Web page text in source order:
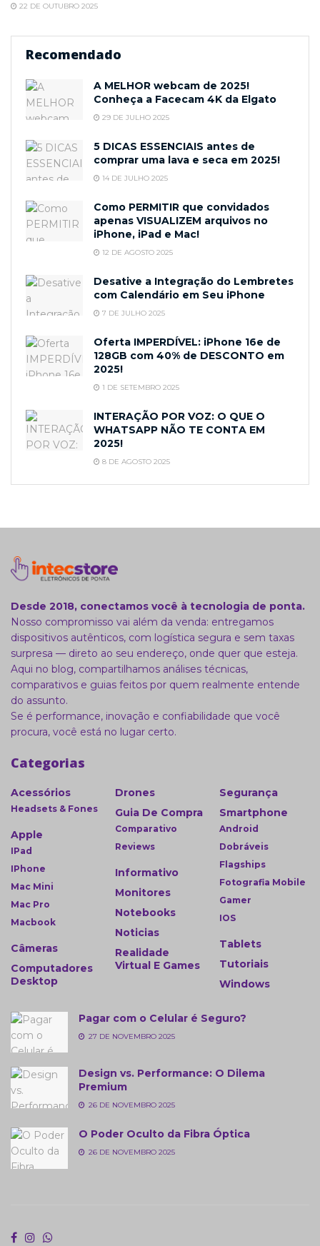
22 DE OUTUBRO 2025
Recomendado
A MELHOR webcam de 2025!
Conheça a Facecam 4K da Elgato
29 DE JULHO 2025
5 DICAS ESSENCIAIS antes de
comprar uma lava e seca em 2025!
14 DE JULHO 2025
Como PERMITIR que convidados
apenas VISUALIZEM arquivos no
iPhone, iPad e Mac!
12 DE AGOSTO 2025
Desative a Integração do Lembretes
com Calendário em Seu iPhone
7 DE JULHO 2025
Oferta IMPERDÍVEL: iPhone 16e de
128GB com 40% de DESCONTO em
2025!
1 DE SETEMBRO 2025
INTERAÇÃO POR VOZ: O QUE O
WHATSAPP NÃO TE CONTA EM
2025!
8 DE AGOSTO 2025
Desde 2018, conectamos você à tecnologia de ponta.
Nosso compromisso vai além da venda: entregamos
dispositivos autênticos, com logística segura e sem taxas
surpresa — direto ao seu endereço, onde quer que esteja.
Aqui no blog, compartilhamos análises técnicas,
comparativos e guias feitos por quem realmente entende
do assunto.
Se é performance, inovação e confiabilidade que você
procura, você está no lugar certo.
Categorias
Acessórios
Headsets & Fones
Apple
IPad
IPhone
Mac Mini
Mac Pro
Macbook
Câmeras
Computadores
Desktop
Drones
Guia De Compra
Comparativo
Reviews
Informativo
Monitores
Notebooks
Noticias
Realidade
Virtual E Games
Segurança
Smartphone
Android
Dobráveis
Flagships
Fotografia Mobile
Gamer
IOS
Tablets
Tutoriais
Windows
Pagar com o Celular é Seguro?
27 DE NOVEMBRO 2025
Design vs. Performance: O Dilema
Premium
26 DE NOVEMBRO 2025
O Poder Oculto da Fibra Óptica
26 DE NOVEMBRO 2025